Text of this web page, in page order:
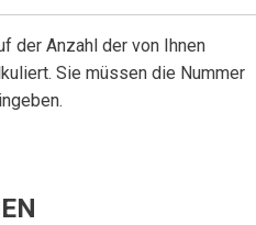
der Anzahl der von Ihnen
Sie müssen die Nummer